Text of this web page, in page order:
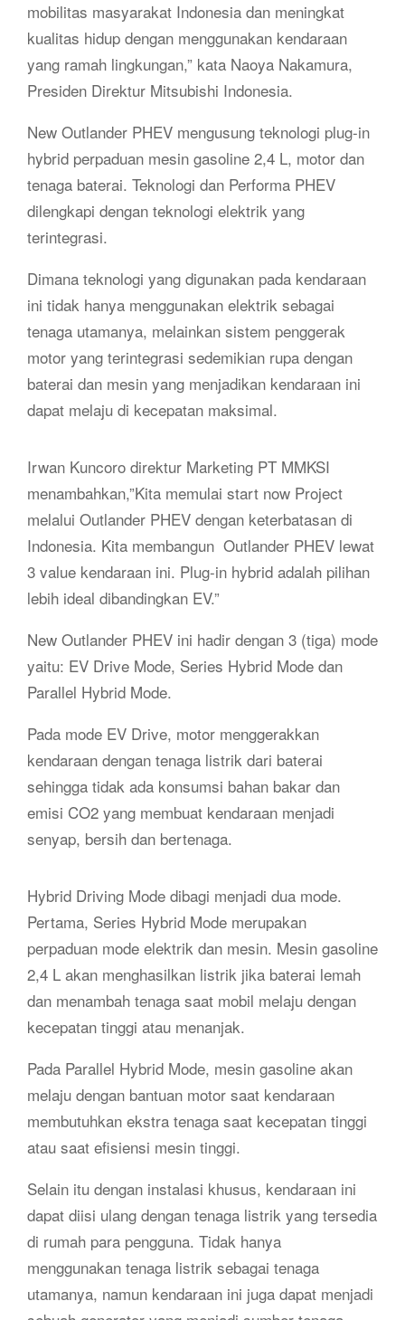
mobilitas masyarakat Indonesia dan meningkat
kualitas hidup dengan menggunakan kendaraan
yang ramah lingkungan,” kata Naoya Nakamura,
Presiden Direktur Mitsubishi Indonesia.
New Outlander PHEV mengusung teknologi plug-in
hybrid perpaduan mesin gasoline 2,4 L, motor dan
tenaga baterai. Teknologi dan Performa PHEV
dilengkapi dengan teknologi elektrik yang
terintegrasi.
Dimana teknologi yang digunakan pada kendaraan
ini tidak hanya menggunakan elektrik sebagai
tenaga utamanya, melainkan sistem penggerak
motor yang terintegrasi sedemikian rupa dengan
baterai dan mesin yang menjadikan kendaraan ini
dapat melaju di kecepatan maksimal.
Irwan Kuncoro direktur Marketing PT MMKSI
menambahkan,”Kita memulai start now Project
melalui Outlander PHEV dengan keterbatasan di
Indonesia. Kita membangun Outlander PHEV lewat
3 value kendaraan ini. Plug-in hybrid adalah pilihan
lebih ideal dibandingkan EV.”
New Outlander PHEV ini hadir dengan 3 (tiga) mode
yaitu: EV Drive Mode, Series Hybrid Mode dan
Parallel Hybrid Mode.
Pada mode EV Drive, motor menggerakkan
kendaraan dengan tenaga listrik dari baterai
sehingga tidak ada konsumsi bahan bakar dan
emisi CO2 yang membuat kendaraan menjadi
senyap, bersih dan bertenaga.
Hybrid Driving Mode dibagi menjadi dua mode.
Pertama, Series Hybrid Mode merupakan
perpaduan mode elektrik dan mesin. Mesin gasoline
2,4 L akan menghasilkan listrik jika baterai lemah
dan menambah tenaga saat mobil melaju dengan
kecepatan tinggi atau menanjak.
Pada Parallel Hybrid Mode, mesin gasoline akan
melaju dengan bantuan motor saat kendaraan
membutuhkan ekstra tenaga saat kecepatan tinggi
atau saat efisiensi mesin tinggi.
Selain itu dengan instalasi khusus, kendaraan ini
dapat diisi ulang dengan tenaga listrik yang tersedia
di rumah para pengguna. Tidak hanya
menggunakan tenaga listrik sebagai tenaga
utamanya, namun kendaraan ini juga dapat menjadi